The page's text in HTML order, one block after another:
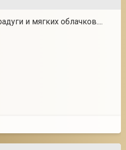
и мягких облачков....